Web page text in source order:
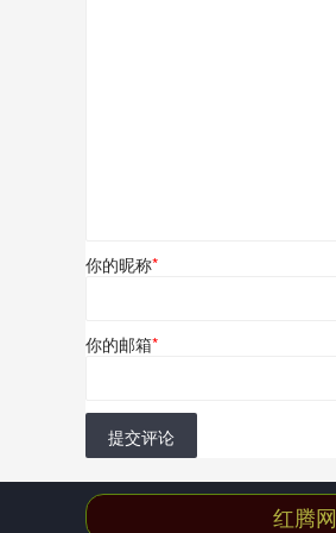
你的昵称*
你的邮箱*
提交评论
红腾网